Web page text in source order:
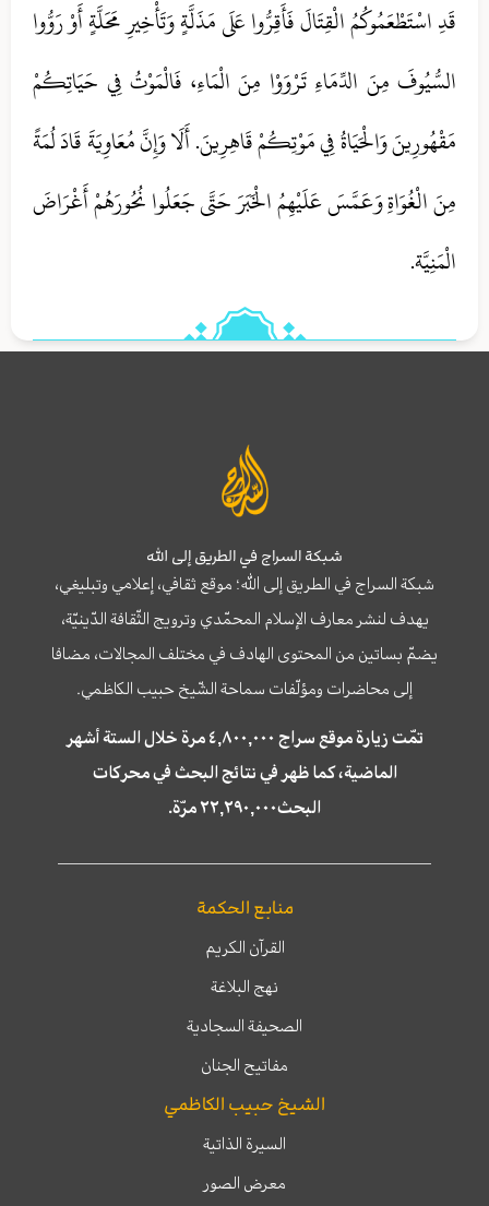
قَدِ اسْتَطْعَمُوكُمُ الْقِتَالَ فَأَقِرُّوا عَلَى مَذَلَّةٍ وَتَأْخِيرِ مَحَلَّةٍ أَوْ رَوُّوا
السُّيُوفَ مِنَ الدِّمَاءِ تَرْوَوْا مِنَ الْمَاءِ، فَالْمَوْتُ فِي حَيَاتِكُمْ
مَقْهُورِينَ وَالْحَيَاةُ فِي مَوْتِكُمْ قَاهِرِينَ. أَلَا وَإِنَّ مُعَاوِيَةَ قَادَ لُمَةً
مِنَ الْغُوَاةِ وَعَمَّسَ عَلَيْهِمُ الْخَبَرَ حَتَّى جَعَلُوا نُحُورَهُمْ أَغْرَاضَ
الْمَنِيَّة.
شبكة السراج في الطريق إلى الله
شبكة السراج في الطريق إلى الله؛ موقع ثقافي، إعلامي وتبليغي،
يهدف لنشر معارف الإسلام المحمّدي وترويج الثّقافة الدّينيّة،
يضمّ بساتين من المحتوى الهادف في مختلف المجالات، مضافا
إلى محاضرات ومؤلّفات سماحة الشّيخ حبيب الكاظمي.
تمّت زيارة موقع سراج ٤,٨٠٠,٠٠٠ مرة خلال الستة أشهر
الماضية، كما ظهر في نتائج البحث في محركات
البحث٢٢,٢٩٠,٠٠٠ مرّة.
منابع الحكمة
القرآن الكريم
نهج البلاغة
الصحيفة السجادية
مفاتيح الجنان
الشيخ حبيب الكاظمي
السيرة الذاتية
معرض الصور